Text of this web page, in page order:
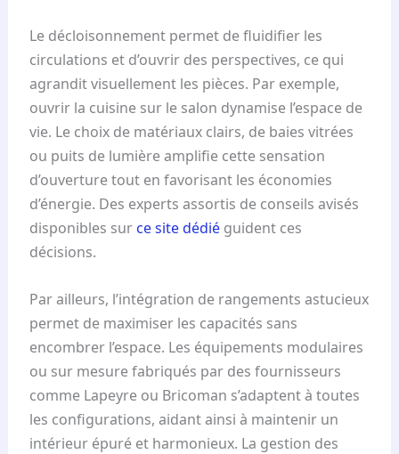
Le décloisonnement permet de fluidifier les
circulations et d’ouvrir des perspectives, ce qui
agrandit visuellement les pièces. Par exemple,
ouvrir la cuisine sur le salon dynamise l’espace de
vie. Le choix de matériaux clairs, de baies vitrées
ou puits de lumière amplifie cette sensation
d’ouverture tout en favorisant les économies
d’énergie. Des experts assortis de conseils avisés
disponibles sur ce site dédiéguident ces
décisions.
Par ailleurs, l’intégration de rangements astucieux
permet de maximiser les capacités sans
encombrer l’espace. Les équipements modulaires
ou sur mesure fabriqués par des fournisseurs
comme Lapeyre ou Bricoman s’adaptent à toutes
les configurations, aidant ainsi à maintenir un
intérieur épuré et harmonieux. La gestion des